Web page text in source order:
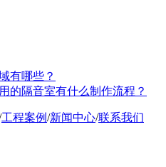
有哪些？
的隔音室有什么制作流程？
工程案例/新闻中心/联系我们